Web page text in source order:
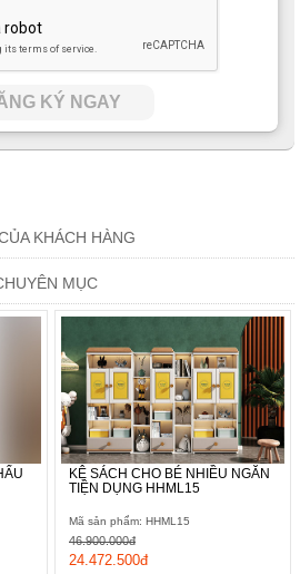
KÝ NGAY
KHÁCH HÀNG
MỤC
KỆ SÁCH CHO BÉ NHIỀU NGĂN
TIỆN DỤNG HHML15
Mã sản phẩm: HHML15
24.472.500đ
46.900.000đ